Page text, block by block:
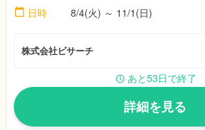
日時
8/4(火) ～ 11/1(日)
株式会社ビサーチ
あと53日で終了
詳細を見る